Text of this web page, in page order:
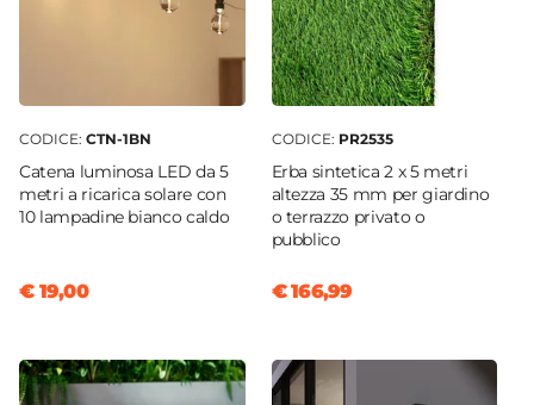
CODICE: CTN-1BN
Catena luminosa LED da 5
metri a ricarica solare con
10 lampadine bianco caldo
€ 19,00
CODICE: PR2535
Erba sintetica 2 x 5 metri
altezza 35 mm per giardino
o terrazzo privato o
pubblico
€ 166,99